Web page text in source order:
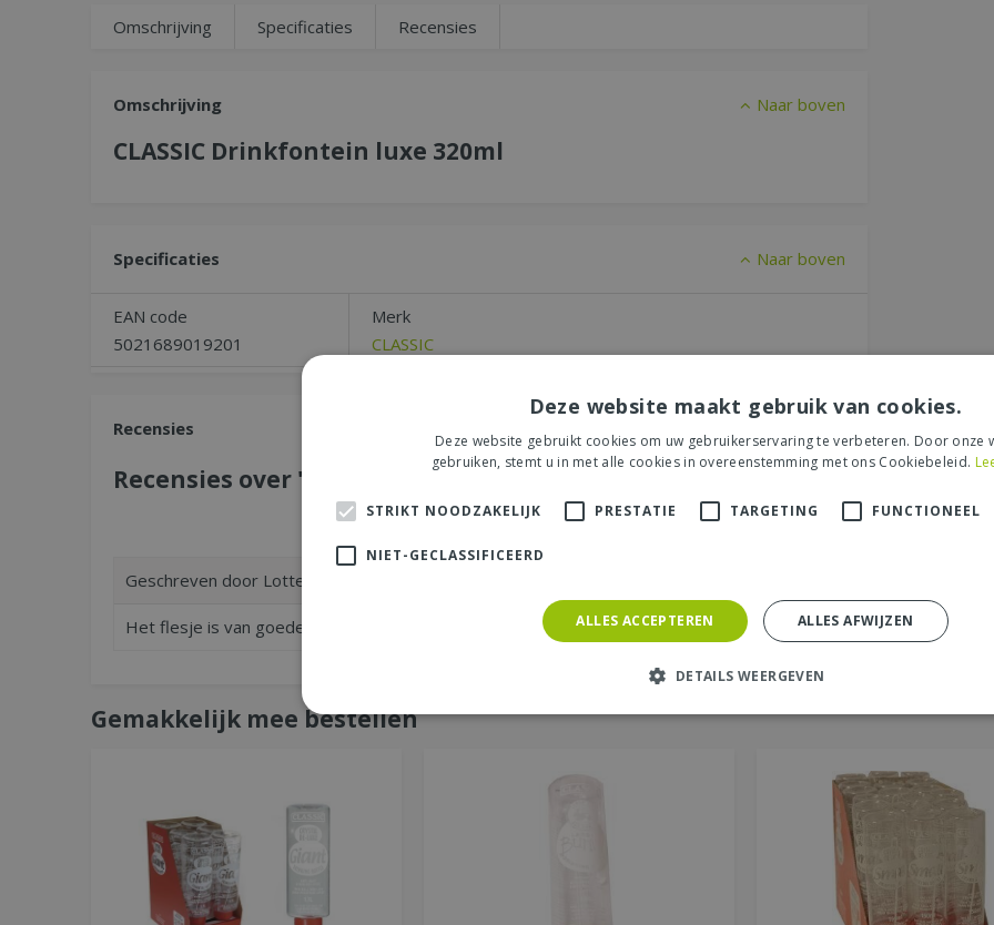
Omschrijving Specificaties Recensies
Omschrijving Naar boven
CLASSIC Drinkfontein luxe 320ml
Specificaties Naar boven
EAN code
5021689019201
Merk
CLASSIC
Recensies
Recensies over "CLASSIC Drinkfontein luxe 320ml"
SCHRIJF EEN RECENSIE
Geschreven door Lotte
Het flesje is van goede kwaliteit voor deze prijs!
Gemakkelijk mee bestellen
Deze website maakt gebruik van cookies.
Deze website gebruikt cookies om uw gebruikerservaring te verbeteren. Door onze
gebruiken, stemt u in met alle cookies in overeenstemming met ons Cookiebeleid.
STRIKT NOODZAKELIJK PRESTATIE TARGETING FUNCTIONEEL
NIET-GECLASSIFICEERD
ALLES ACCEPTEREN ALLES AFWIJZEN
DETAILS WEERGEVEN